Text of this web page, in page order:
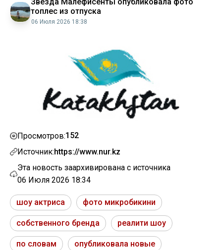
топлес из отпуска
06 Июля 2026 18:38
Просмотров:152
Источник:https://www.nur.kz
Эта новость заархивирована с источника
06 Июля 2026 18:34
шоу актриса фото микробикини
собственного бренда реалити шоу
по словам опубликовала новые